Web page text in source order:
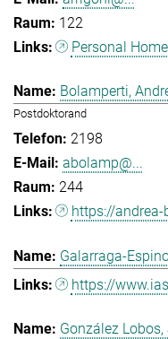
122
Personal
Bolamperti,
Postdoktorand
2198
abolamp@...
244
https://
Galarraga-
https://
González